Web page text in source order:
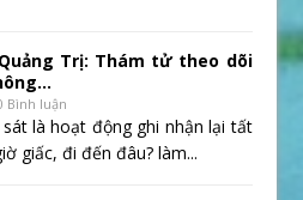
Trị: Thám tử theo dõi
Bình luận
là hoạt động ghi nhận lại tất
giấc, đi đến đâu? làm...